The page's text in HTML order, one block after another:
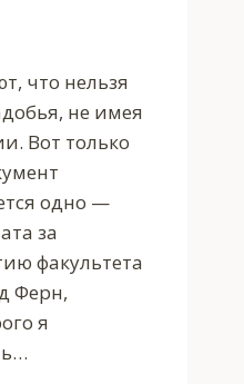
что нельзя
не имея
Вот только
одно —
за
факультета
Ферн,
я